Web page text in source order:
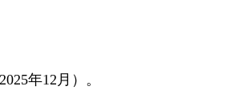
年12月）。